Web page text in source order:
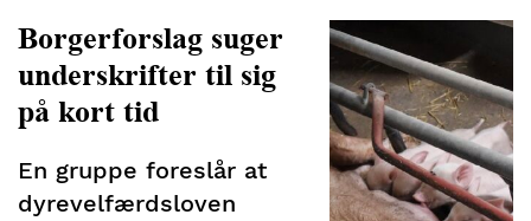
Borgerforslag suger
underskrifter til sig
på kort tid
En gruppe foreslår at
dyrevelfærdsloven